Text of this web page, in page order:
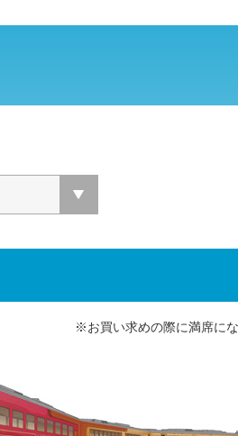
※お買い求めの際に満席に